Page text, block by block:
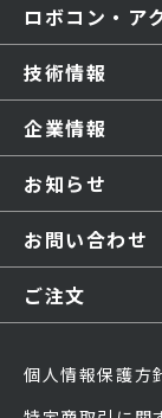
ロボコン・ア
技術情報
企業情報
お知らせ
お問い合わせ
ご注文
個人情報保護方